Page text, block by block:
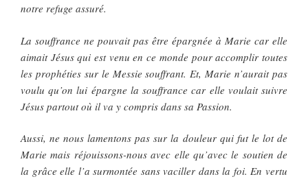
notre refuge assuré.
La souffrance ne pouvait pas être épargnée à Marie car elle
aimait Jésus qui est venu en ce monde pour accomplir toutes
les prophéties sur le Messie souffrant. Et, Marie n’aurait pas
voulu qu’on lui épargne la souffrance car elle voulait suivre
Jésus partout où il va y compris dans sa Passion.
Aussi, ne nous lamentons pas sur la douleur qui fut le lot de
Marie mais réjouissons-nous avec elle qu’avec le soutien de
la grâce elle l’a surmontée sans vaciller dans la foi. En vertu